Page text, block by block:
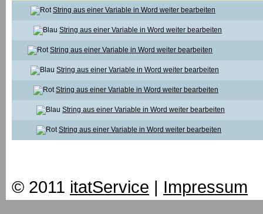
String aus einer Variable in Word weiter bearbeiten
String aus einer Variable in Word weiter bearbeiten
String aus einer Variable in Word weiter bearbeiten
String aus einer Variable in Word weiter bearbeiten
String aus einer Variable in Word weiter bearbeiten
String aus einer Variable in Word weiter bearbeiten
String aus einer Variable in Word weiter bearbeiten
© 2011 itatService | Impressum